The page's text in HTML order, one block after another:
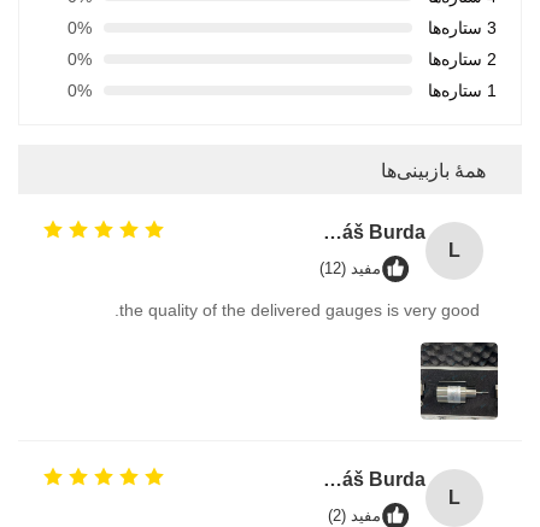
3 ستاره‌ها
0%
2 ستاره‌ها
0%
1 ستاره‌ها
0%
همهٔ بازبینی‌ها
L
Lukáš Burda
مفید (12)
the quality of the delivered gauges is very good.
L
Lukáš Burda
مفید (2)